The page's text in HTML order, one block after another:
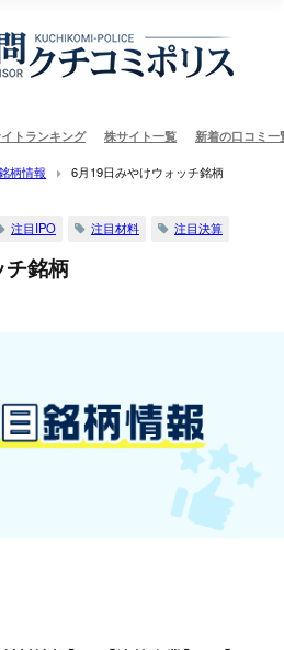
トランキング 株サイト一覧 新着の口コミ一
柄情報 6月19日みやけウォッチ銘柄
注目IPO 注目材料 注目決算
銘柄